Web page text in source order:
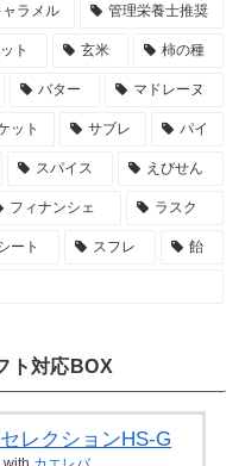
ャラメル 管理栄養士推奨
ト 玄米 柿の種
バター マドレーヌ
ット サブレ パイ
スパイス えびせん
フィナンシェ ラスク
ート スフレ 飴
ト対応BOX
レクションHS-G